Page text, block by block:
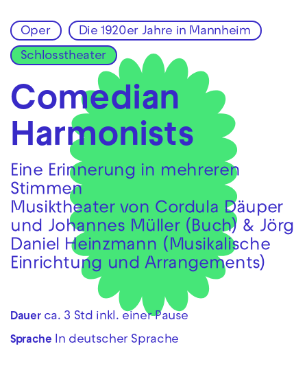
Zur Hauptnavigation springen
Zum Hauptinhalt springen Zum Footer springen
Oper Die 1920er Jahre in Mannheim
Schlosstheater
Comedian
Harmonists
Eine Erinnerung in mehreren
Stimmen
Musiktheater von Cordula Däuper
und Johannes Müller (Buch) & Jörg
Daniel Heinzmann (Musikalische
Einrichtung und Arrangements)
Dauer ca. 3 Std inkl. einer Pause
Sprache In deutscher Sprache